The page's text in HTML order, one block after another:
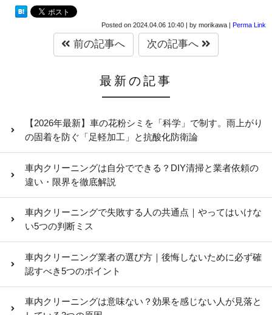
Posted on 2024.04.06 10:40 | by morikawa | Perma Link
前の記事へ 次の記事へ
最新の記事
【2026年最新】車の花粉シミを「科学」で制す。雨上がり
の固着を防ぐ「足軽加工」と抗酸化防衛論
車内クリーニングは自分でできる？DIY清掃と業者依頼の
違い・限界を徹底解説
車内クリーニングで失敗する人の共通点｜やってはいけな
い5つの判断ミス
車内クリーニング業者の選び方｜後悔しないために必ず確
認すべき5つのポイント
車内クリーニングは意味ない？効果を感じない人が見落と